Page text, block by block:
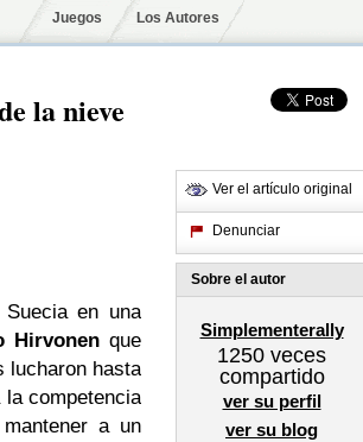
Juegos Los Autores
la nieve
en una
Hirvonen que
lucharon hasta
competencia
a un
Ver el artículo original
Denunciar
Sobre el autor
Simplementerally
1250 veces
compartido
ver su perfil
ver su blog